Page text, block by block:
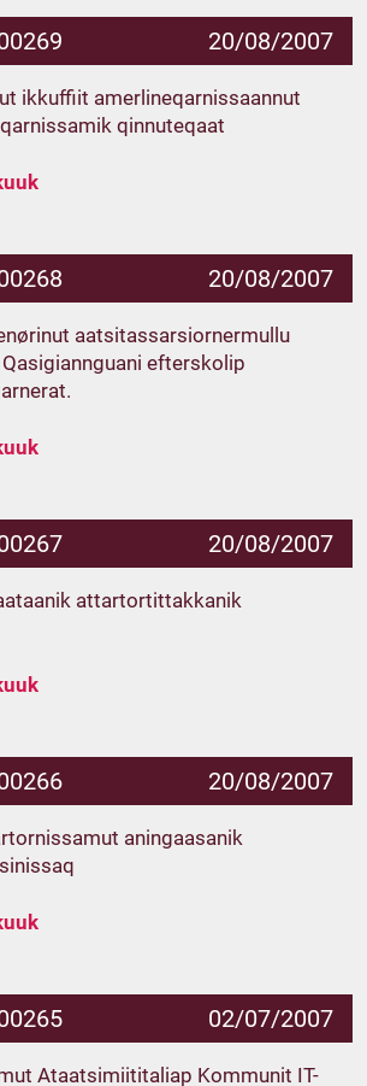
20/08/2007
ikkuffiit amerlineqarnissaannut
qinnuteqaat
20/08/2007
aatsitassarsiornermullu
efterskolip
20/08/2007
attartortittakkanik
20/08/2007
aningaasanik
02/07/2007
Ataatsimiititaliap Kommunit IT-